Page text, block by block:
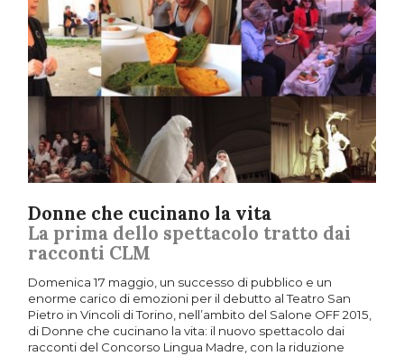
Donne che cucinano la vita
La prima dello spettacolo tratto dai
racconti CLM
Domenica 17 maggio, un successo di pubblico e un
enorme carico di emozioni per il debutto al Teatro San
Pietro in Vincoli di Torino, nell’ambito del Salone OFF 2015,
di Donne che cucinano la vita: il nuovo spettacolo dai
racconti del Concorso Lingua Madre, con la riduzione